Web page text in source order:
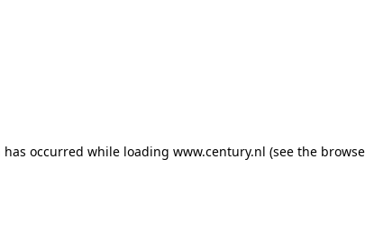
has occurred while loading www.century.nl (see the